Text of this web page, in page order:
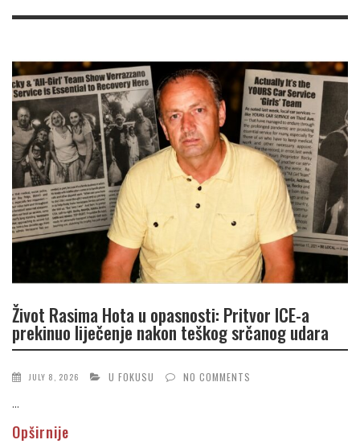
Život Rasima Hota u opasnosti: Pritvor ICE-a
prekinuo liječenje nakon teškog srčanog udara
JULY 8, 2026 U FOKUSU NO COMMENTS
...
Opširnije